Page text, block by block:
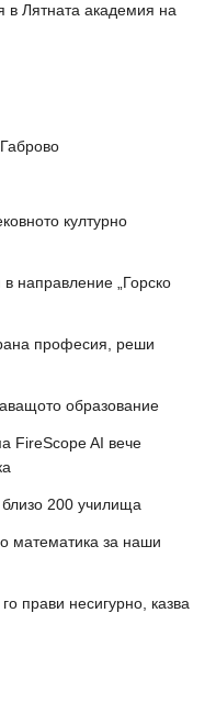
в Лятната академия на
културно
направление „Горско
професия, реши
образование
FireScope AI вече
200 училища
математика за наши
прави несигурно, казва